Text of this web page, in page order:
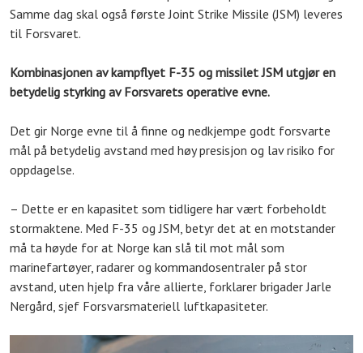
Samme dag skal også første Joint Strike Missile (JSM) leveres
til Forsvaret.
Kombinasjonen av kampflyet F-35 og missilet JSM utgjør en
betydelig styrking av Forsvarets operative evne.
Det gir Norge evne til å finne og nedkjempe godt forsvarte
mål på betydelig avstand med høy presisjon og lav risiko for
oppdagelse.
– Dette er en kapasitet som tidligere har vært forbeholdt
stormaktene. Med F-35 og JSM, betyr det at en motstander
må ta høyde for at Norge kan slå til mot mål som
marinefartøyer, radarer og kommandosentraler på stor
avstand, uten hjelp fra våre allierte, forklarer brigader Jarle
Nergård, sjef Forsvarsmateriell luftkapasiteter.